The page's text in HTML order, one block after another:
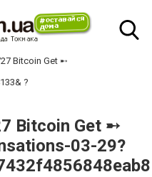
Bitcoin Get ➸
?
Bitcoin Get ➸
03-29?